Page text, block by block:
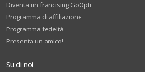
Diventa un francising GoOpti
Programma di affiliazione
Programma fedeltà
Presenta un amico!
Su di noi